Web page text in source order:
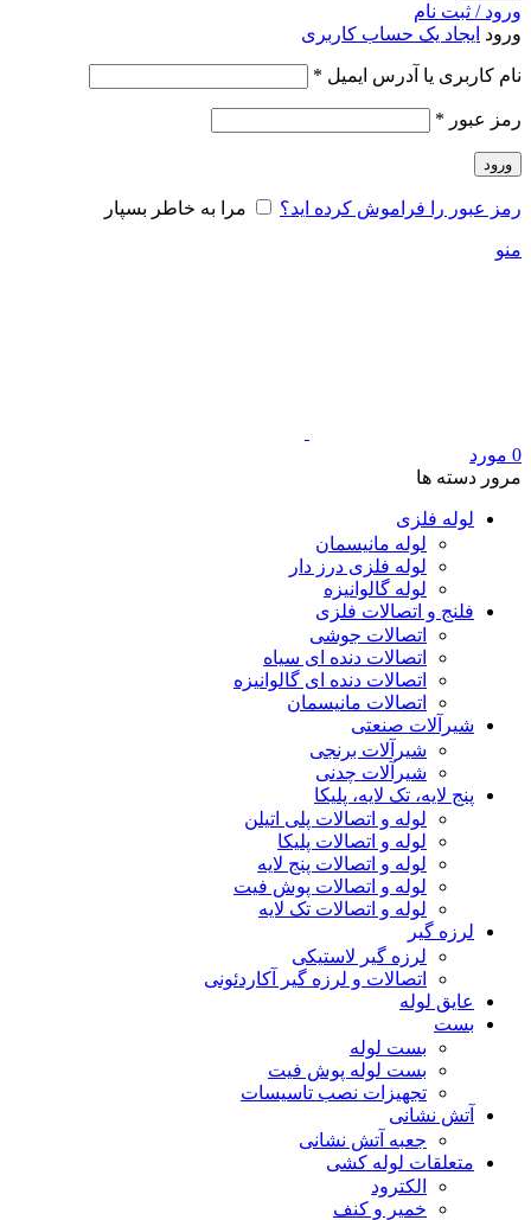
ورود / ثبت نام
ورود ایجاد یک حساب کاربری
نام کاربری یا آدرس ایمیل *
رمز عبور *
ورود
رمز عبور را فراموش کرده اید؟ مرا به خاطر بسپار
منو
0 مورد
مرور دسته ها
لوله فلزی
لوله مانیسمان
لوله فلزی درز دار
لوله گالوانیزه
فلنج و اتصالات فلزی
اتصالات جوشی
اتصالات دنده ای سیاه
اتصالات دنده ای گالوانیزه
اتصالات مانیسمان
شیرآلات صنعتی
شیرآلات برنجی
شیرآلات چدنی
پنج لایه، تک لایه، پلیکا
لوله و اتصالات پلی اتیلن
لوله و اتصالات پلیکا
لوله و اتصالات پنج لایه
لوله و اتصالات پوش فیت
لوله و اتصالات تک لایه
لرزه گیر
لرزه گیر لاستیکی
اتصالات و لرزه گیر آکاردئونی
عایق لوله
بست
بست لوله
بست لوله پوش فیت
تجهیزات نصب تاسیسات
آتش نشانی
جعبه آتش نشانی
متعلقات لوله کشی
الکترود
خمیر و کنف